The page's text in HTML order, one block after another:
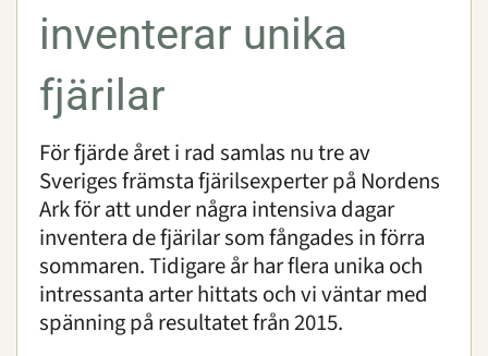
Boende
Om oss | Öppettider | Press
Sök
inventerar unika
fjärilar
För fjärde året i rad samlas nu tre av
Sveriges främsta fjärilsexperter på Nordens
Ark för att under några intensiva dagar
inventera de fjärilar som fångades in förra
sommaren. Tidigare år har flera unika och
intressanta arter hittats och vi väntar med
spänning på resultatet från 2015.